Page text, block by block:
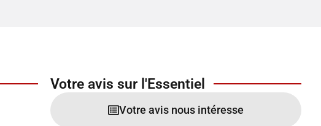
Votre avis sur l'Essentiel
Votre avis nous intéresse